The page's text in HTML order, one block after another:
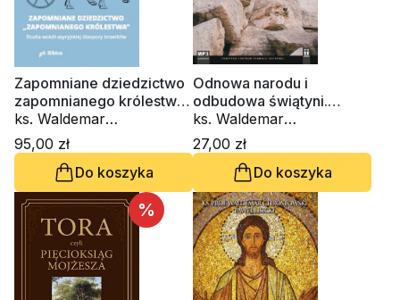
Zapomniane dziedzictwo
zapomnianego królestwa.
Studia wokół asyryjskiej
diaspory Izraelitów
ks. Waldemar
Chrostowski
95,00 zł
Do koszyka
Odnowa narodu i
odbudowa świątyni.
Księga Ezdrasza i
Nehemiasza (CD-
audiobook)
ks. Waldemar
Chrostowski
27,00 zł
Do koszyka
%